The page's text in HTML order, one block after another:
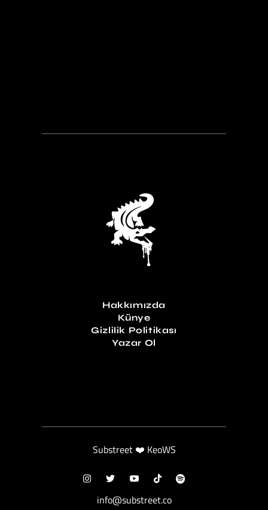
Hakkımızda
Künye
Gizlilik Politikası
Yazar Ol
Substreet ❤️ KeoWS
info@substreet.co